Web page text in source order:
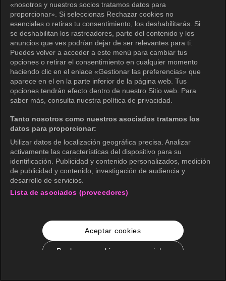
«nosotros y nuestros socios tratamos datos para
proporcionar». Si seleccionas Rechazar cookies no
esenciales o retiras tu consentimiento, los deshabilitarás. Si
se deshabilitan los rastreadores, parte del contenido y los
anuncios que ves podrían dejar de ser relevantes para ti.
Puedes volver a acceder a este menú para cambiar tus
opciones o retirar el consentimiento en cualquier momento
haciendo clic en el enlace «Gestionar las preferencias» que
aparece en el en la parte inferior de la página web. Tus
opciones tendrán efecto dentro de nuestro Sitio web. Para
saber más, consulta nuestra política de privacidad.
Tanto nosotros como nuestros asociados tratamos los
datos para proporcionar:
Utilizar datos de localización geográfica precisa. Analizar
activamente las características del dispositivo para su
identificación. Publicidad y contenido personalizados, medición
de publicidad y contenido, investigación de audiencia y
desarrollo de servicios.
Lista de asociados (proveedores)
Aceptar cookies
Rechazar cookies no esenciales